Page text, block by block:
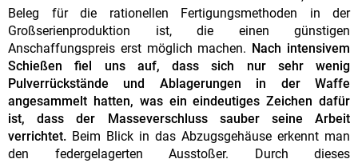
Beleg für die rationellen Fertigungsmethoden in der
Großserienproduktion ist, die einen günstigen
Anschaffungspreis erst möglich machen. Nach intensivem
Schießen fiel uns auf, dass sich nur sehr wenig
Pulverrückstände und Ablagerungen in der Waffe
angesammelt hatten, was ein eindeutiges Zeichen dafür
ist, dass der Masseverschluss sauber seine Arbeit
verrichtet. Beim Blick in das Abzugsgehäuse erkennt man
den federgelagerten Ausstoßer. Durch dieses